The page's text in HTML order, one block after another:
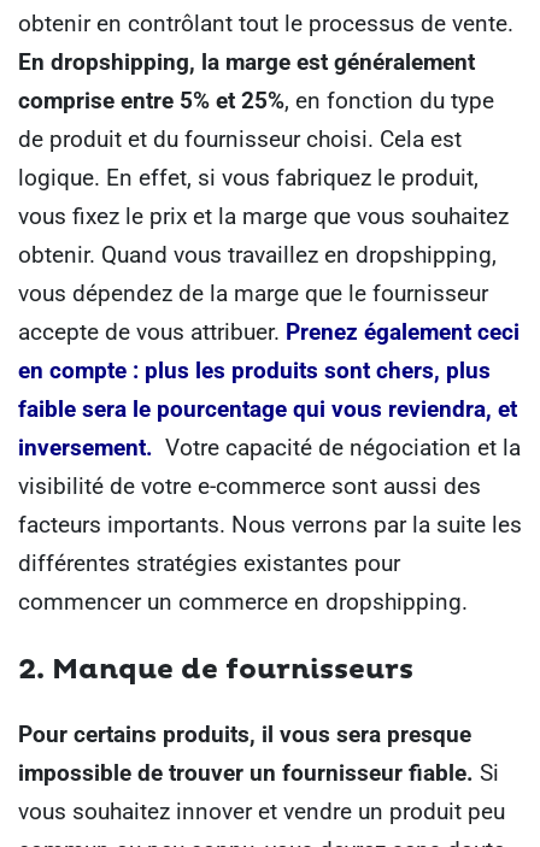
obtenir en contrôlant tout le processus de vente.
En dropshipping, la marge est généralement
comprise entre 5% et 25%, en fonction du type
de produit et du fournisseur choisi. Cela est
logique. En effet, si vous fabriquez le produit,
vous fixez le prix et la marge que vous souhaitez
obtenir. Quand vous travaillez en dropshipping,
vous dépendez de la marge que le fournisseur
accepte de vous attribuer. Prenez également ceci
en compte : plus les produits sont chers, plus
faible sera le pourcentage qui vous reviendra, et
inversement. Votre capacité de négociation et la
visibilité de votre e-commerce sont aussi des
facteurs importants. Nous verrons par la suite les
différentes stratégies existantes pour
commencer un commerce en dropshipping.
2. Manque de fournisseurs
Pour certains produits, il vous sera presque
impossible de trouver un fournisseur fiable. Si
vous souhaitez innover et vendre un produit peu